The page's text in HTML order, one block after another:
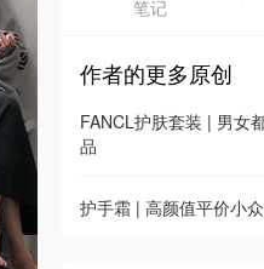
笔记
作者的更多原创
FANCL护肤套装 | 男女
品
护手霜 | 高颜值平价小